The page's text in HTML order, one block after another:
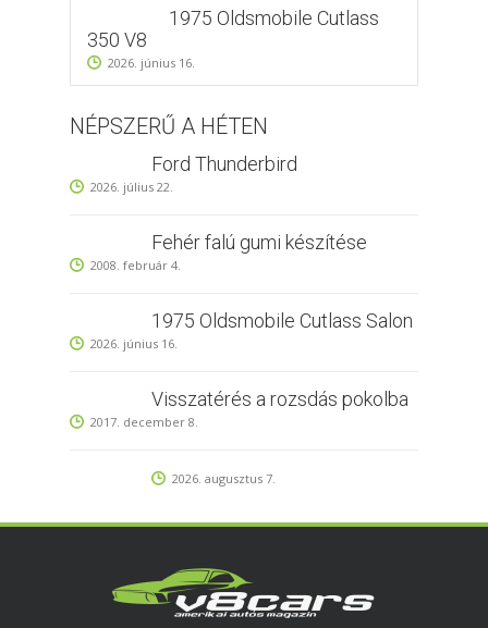
1975 Oldsmobile Cutlass
350 V8
2026. június 16.
NÉPSZERŰ A HÉTEN
Ford Thunderbird
2026. július 22.
Fehér falú gumi készítése
2008. február 4.
1975 Oldsmobile Cutlass Salon
2026. június 16.
Visszatérés a rozsdás pokolba
2017. december 8.
2026. augusztus 7.